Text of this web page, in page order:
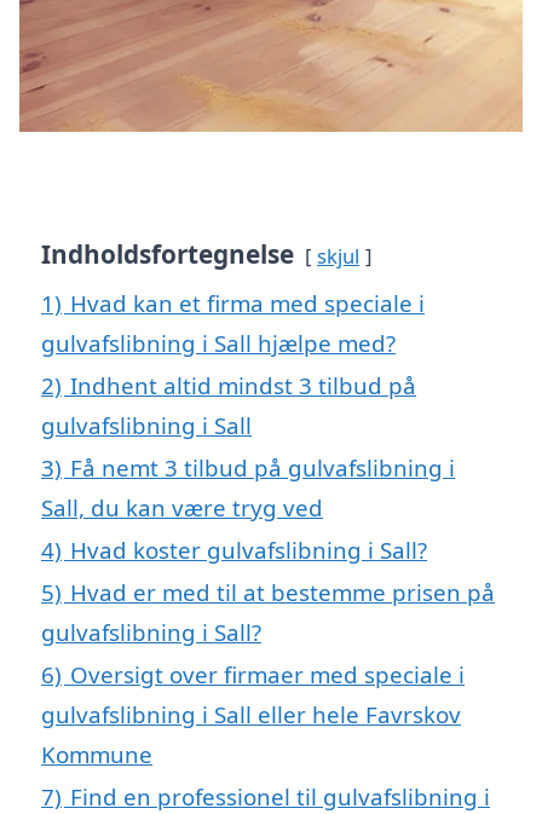
Indholdsfortegnelse skjul
1) Hvad kan et firma med speciale i
gulvafslibning i Sall hjælpe med?
2) Indhent altid mindst 3 tilbud på
gulvafslibning i Sall
3) Få nemt 3 tilbud på gulvafslibning i
Sall, du kan være tryg ved
4) Hvad koster gulvafslibning i Sall?
5) Hvad er med til at bestemme prisen på
gulvafslibning i Sall?
6) Oversigt over firmaer med speciale i
gulvafslibning i Sall eller hele Favrskov
Kommune
7) Find en professionel til gulvafslibning i